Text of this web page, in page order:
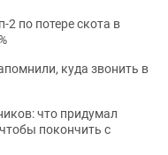
по потере скота в
куда звонить в
что придумал
покончить с